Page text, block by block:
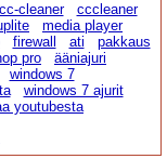
cc-cleaner
cccleaner
media player
firewall ati
pakkaus
pro
ääniajuri
windows 7
windows 7 ajurit
youtubesta